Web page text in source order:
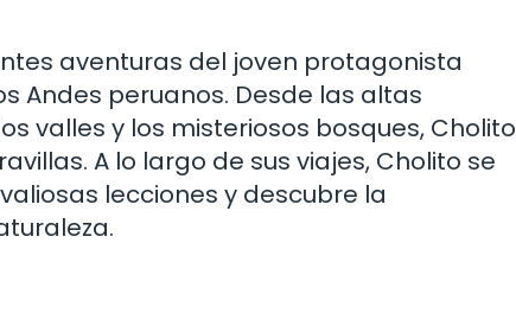
aventuras del joven protagonista
Andes peruanos. Desde las altas
valles y los misteriosos bosques, Cholito
A lo largo de sus viajes, Cholito se
lecciones y descubre la